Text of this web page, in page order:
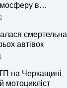
в
смертельна
автівок
на Черкащині
мотоцикліст